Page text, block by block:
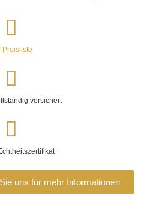
Preisliste
versichert
uns für mehr Informationen